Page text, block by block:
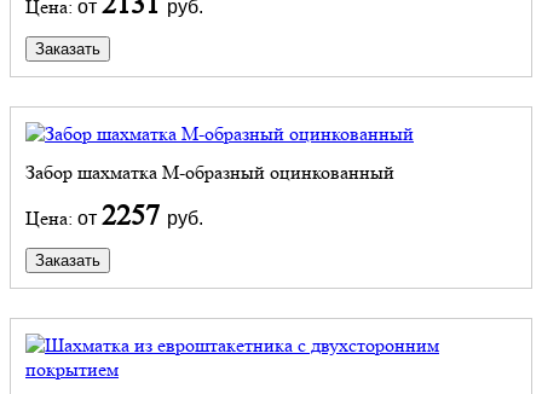
Цена: от руб.
Заказать
Забор шахматка М-образный оцинкованный
Цена: от 2257 руб.
Заказать